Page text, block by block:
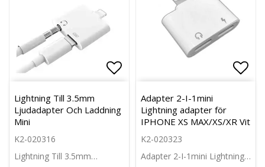
Lägg till i favoritlistan
Lightning Till 3.5mm
Ljudadapter Och Laddning
Mini
K2-020316
Lightning Till 3.5mm…
Adapter 2-I-1mini
Lightning adapter för
IPHONE XS MAX/XS/XR Vit
K2-020323
Adapter 2-I-1mini Lightning…